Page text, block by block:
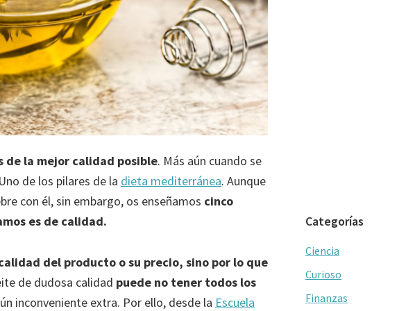
de la mejor calidad posible. Más aún cuando se
de los pilares de la dieta mediterránea. Aunque
con él, sin embargo, os enseñamos cinco
es de calidad.
del producto o su precio, sino por lo que
de dudosa calidad puede no tener todos los
inconveniente extra. Por ello, desde la Escuela
Categorías
Ciencia
Curioso
Finanzas